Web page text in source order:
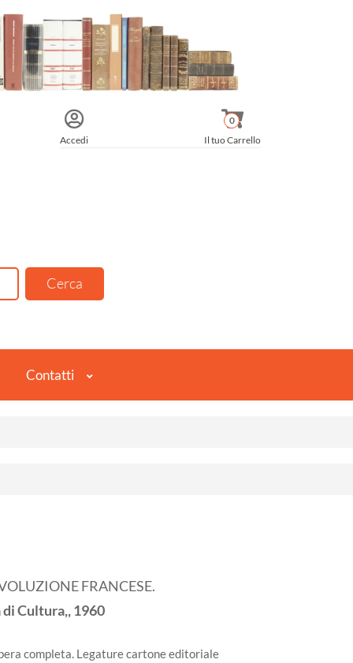
Accedi Il tuo Carrello
0
Contatti
FRANCESE.
Cultura,,1960
completa. Legature cartone editoriale